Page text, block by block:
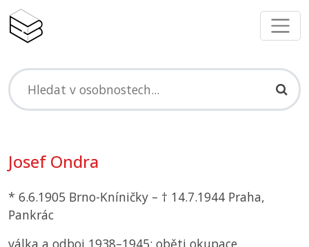
Josef Ondra
* 6.6.1905 Brno-Kníničky – † 14.7.1944 Praha,
Pankrác